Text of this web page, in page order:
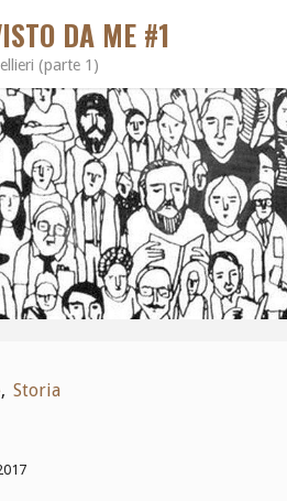
DA ME #1
(parte 1)
, Storia